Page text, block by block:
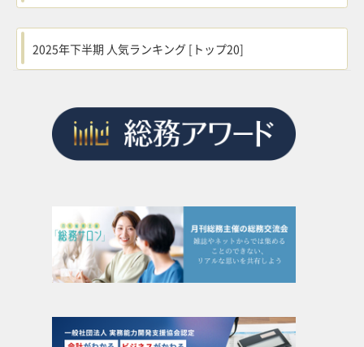
2025年下半期 人気ランキング [トップ20]